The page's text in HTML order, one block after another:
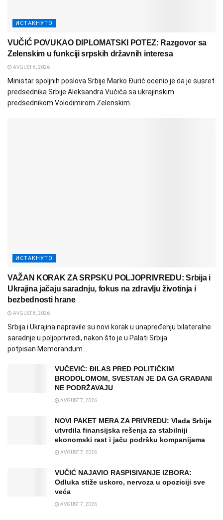
ИСТАКНУТО
VUČIĆ POVUKAO DIPLOMATSKI POTEZ: Razgovor sa
Zelenskim u funkciji srpskih državnih interesa
AVGUST 8, 2026
Ministar spoljnih poslova Srbije Marko Đurić ocenio je da je susret
predsednika Srbije Aleksandra Vučića sa ukrajinskim
predsednikom Volodimirom Zelenskim...
ИСТАКНУТО
VAŽAN KORAK ZA SRPSKU POLJOPRIVREDU: Srbija i
Ukrajina jačaju saradnju, fokus na zdravlju životinja i
bezbednosti hrane
AVGUST 8, 2026
Srbija i Ukrajina napravile su novi korak u unapređenju bilateralne
saradnje u poljoprivredi, nakon što je u Palati Srbija
potpisan Memorandum...
VUČEVIĆ: ĐILAS PRED POLITIČKIM
BRODOLOMOM, SVESTAN JE DA GA GRAĐANI
NE PODRŽAVAJU
AVGUST 7, 2026
NOVI PAKET MERA ZA PRIVREDU: Vlada Srbije
utvrdila finansijska rešenja za stabilniji
ekonomski rast i jaču podršku kompanijama
AVGUST 7, 2026
VUČIĆ NAJAVIO RASPISIVANJE IZBORA:
Odluka stiže uskoro, nervoza u opoziciji sve
veća
AVGUST 7, 2026